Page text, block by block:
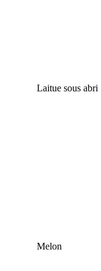
Laitue sous abri
Melon